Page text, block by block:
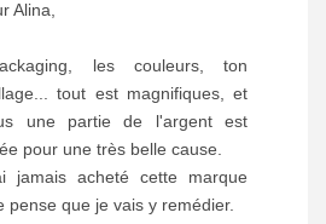
Alina,
les couleurs, ton
tout est magnifiques, et
une partie de l'argent est
pour une très belle cause.
jamais acheté cette marque
pense que je vais y remédier.